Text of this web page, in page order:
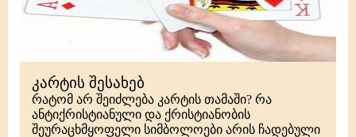
კარტის შესახებ
რატომ არ შეიძლება კარტის თამაში? რა
ანტიქრისტიანული და ქრისტიანობის
შეურაცხმყოფელი სიმბოლოები არის ჩადებული